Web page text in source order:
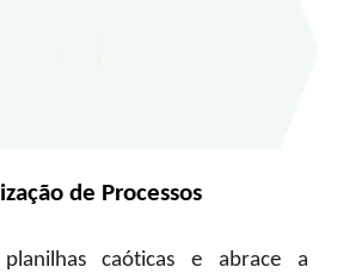
de Processos
caóticas e abrace a